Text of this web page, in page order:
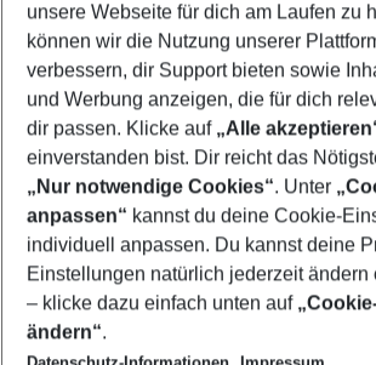
Pauschalreisen Sizilien
Familienurlaub Sizilien
Urlaub Sizilien
Footer
Footer navigation
Über uns
AGB
Bestpreisgarantie
unsere Webseite für dich am Laufen zu
können wir die Nutzung unserer
verbessern, dir Support bieten sowie
und Werbung anzeigen, die für dich
dir passen. Klicke auf „Alle
einverstanden bist. Dir reicht das
„Nur notwendige Cookies“. Unter
anpassen“ kannst du deine Cookie-
individuell anpassen. Du kannst deine
Einstellungen natürlich jederzeit ändern
– klicke dazu einfach unten auf
ändern“.